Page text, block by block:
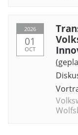
2026
01
OCT